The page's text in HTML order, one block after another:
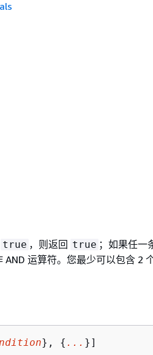
true ，则返回 true ；如果任一
AND 运算符。您最少可以包含 2
}, { ... }]